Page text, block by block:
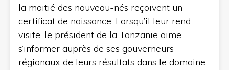
la moitié des nouveau-nés reçoivent un
certificat de naissance. Lorsqu’il leur rend
visite, le président de la Tanzanie aime
s’informer auprès de ses gouverneurs
régionaux de leurs résultats dans le domaine